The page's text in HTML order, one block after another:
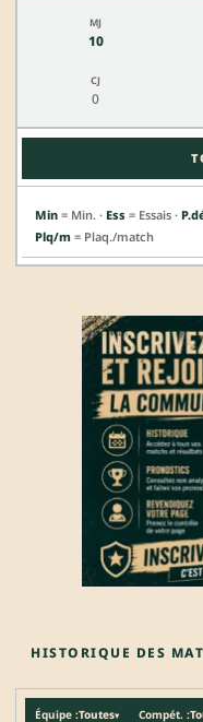
10
0
Min = Min. · Ess = Essais ·
Plq/m = Plaq./match
HISTORIQUE DES
Équipe :Toutes▾ Compét. :